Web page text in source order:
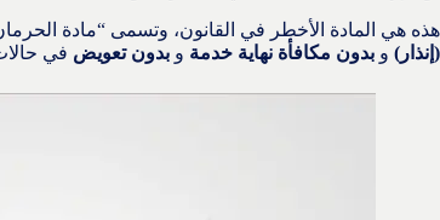
هذه هي المادة الأخطر في القانون، وتسمى “مادة
(إنذار) و بدون مكافأة نهاية خدمة و بدون تعويض في